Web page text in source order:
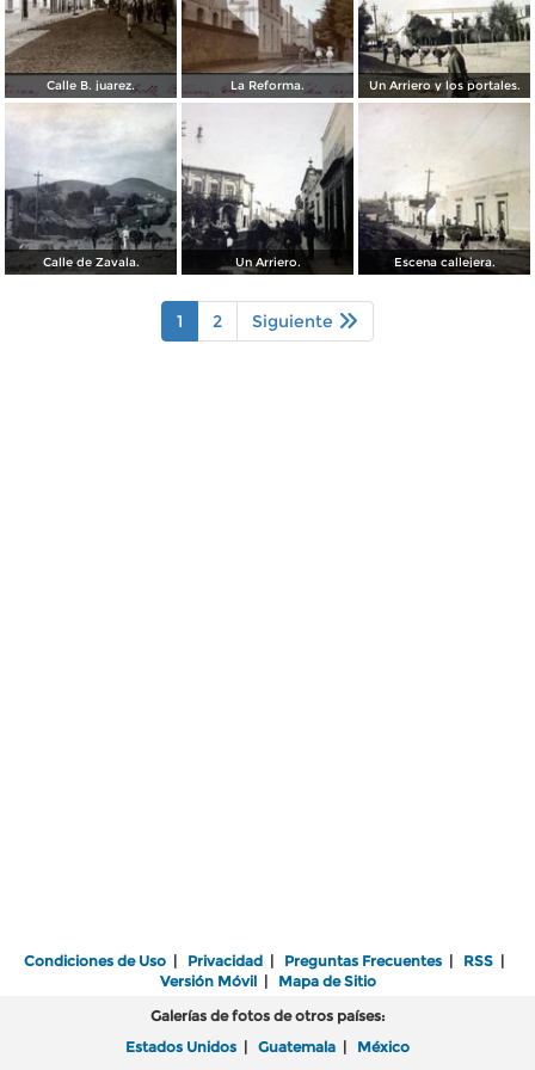
Calle B. juarez. La Reforma. Un Arriero y los portales.
Calle de Zavala. Un Arriero. Escena callejera.
1 2 Siguiente
Condiciones de Uso | Privacidad | Preguntas Frecuentes | RSS |
Versión Móvil| Mapa de Sitio
Galerías de fotos de otros países:
Estados Unidos | Guatemala | México